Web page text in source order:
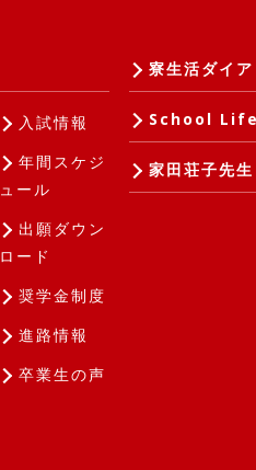
入試情報
年間スケジ
ュール
出願ダウン
ロード
奨学金制度
進路情報
卒業生の声
寮生活ダイ
School Life
家田荘子先生